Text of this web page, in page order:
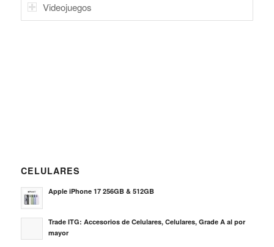
Videojuegos
CELULARES
Apple iPhone 17 256GB & 512GB
Trade ITG: Accesorios de Celulares, Celulares, Grade A al por
mayor